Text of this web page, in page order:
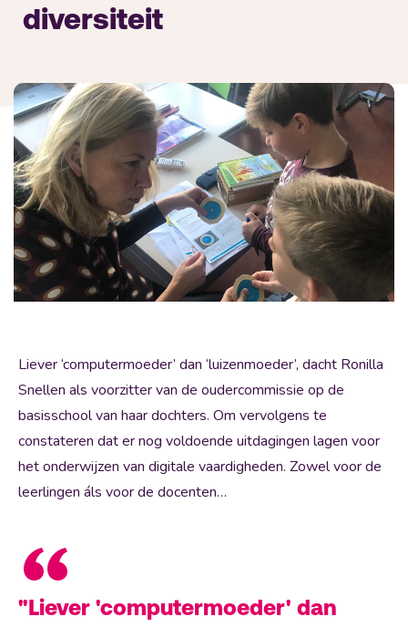
diversiteit
Liever ‘computermoeder’ dan ‘luizenmoeder’, dacht Ronilla
Snellen als voorzitter van de oudercommissie op de
basisschool van haar dochters. Om vervolgens te
constateren dat er nog voldoende uitdagingen lagen voor
het onderwijzen van digitale vaardigheden. Zowel voor de
leerlingen áls voor de docenten…
"Liever 'computermoeder' dan